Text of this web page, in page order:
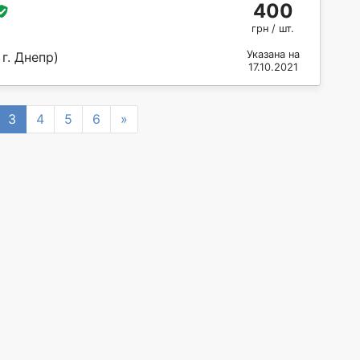
Днепр)
400
грн / шт.
Указана на
17.10.2021
3 4 5 6 »